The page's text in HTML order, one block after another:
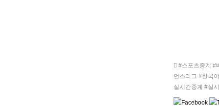
#스포츠중계 #
언스리그 #한국
실시간중계 #실